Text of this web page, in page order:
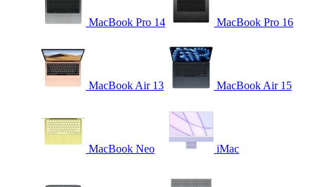
MacBook Pro 14 MacBook Pro 16
MacBook Air 13 MacBook Air 15
MacBook Neo iMac